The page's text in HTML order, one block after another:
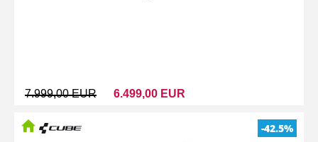
7.999,00 EUR 6.499,00 EUR
-42.5%